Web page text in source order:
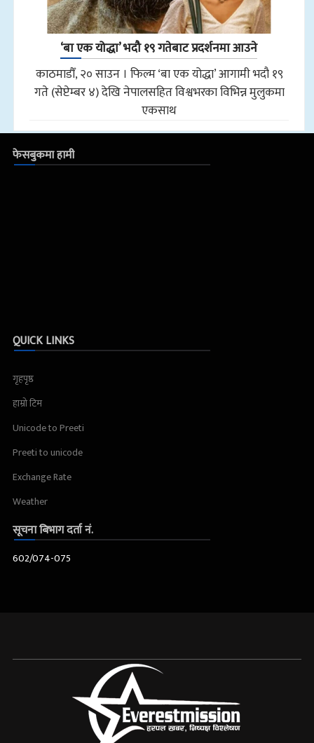
‘बा एक योद्धा’ भदौ १९ गतेबाट प्रदर्शनमा आउने
काठमाडौँ, २० साउन । फिल्म ‘बा एक योद्धा’ आगामी भदौ १९
गते (सेप्टेम्बर ४) देखि नेपालसहित विश्वभरका विभिन्न मुलुकमा
एकसाथ
फेसबुकमा हामी
QUICK LINKS
गृहपृष्ठ
हाम्रो टिम
Unicode to Preeti
Preeti to unicode
Exchange Rate
Weather
सूचना बिभाग दर्ता नं.
602/074-075